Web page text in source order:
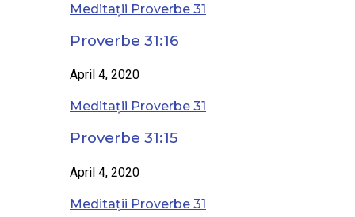
Meditații Proverbe 31
Proverbe 31:16
April 4, 2020
Meditații Proverbe 31
Proverbe 31:15
April 4, 2020
Meditații Proverbe 31